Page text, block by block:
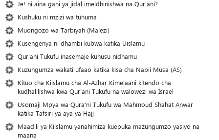
Je! ni aina gani ya jidal imeidhinishwa na Qur'ani?
Kushuku ni mzizi wa tuhuma
Muongozo wa Tarbiyah (Malezi)
Kusengenya ni dhambi kubwa katika Uislamu
Qur'ani Tukufu inasemaje kuhusu nidhamu
Kuzungumza wakati ufaao katika kisa cha Nabii Musa (AS)
Kituo cha Kiislamu cha Al-Azhar Kimelaani kitendo cha
kudhalilishwa kwa Qur'ani Tukufu na walowezi wa Israel
Usomaji Mpya wa Qura’ni Tukufu wa Mahmoud Shahat Anwar
katika Tafsiri ya aya ya Hajj
Maadili ya Kiislamu yanahimiza kuepuka mazungumzo yasiyo na
maana